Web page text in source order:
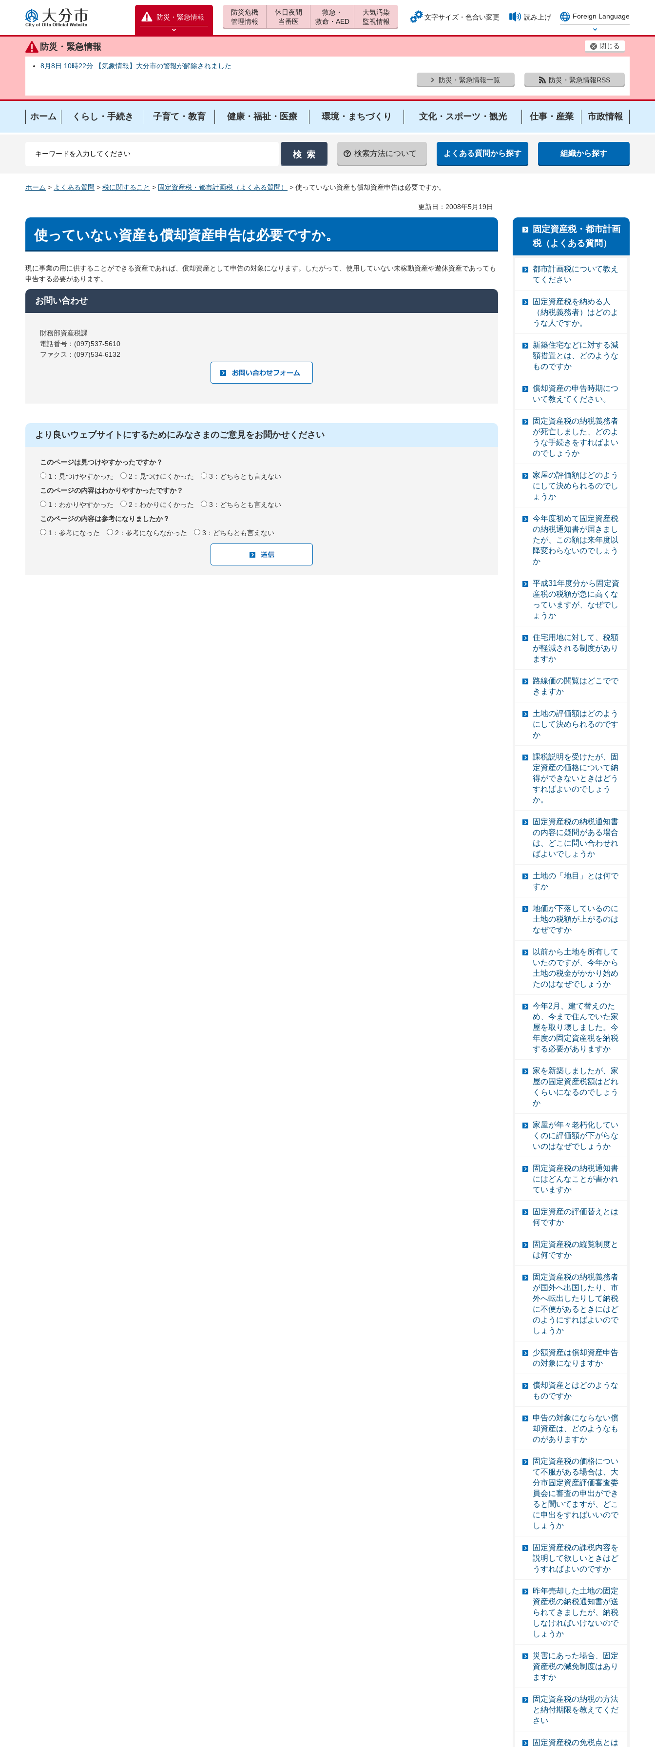
大分市
防災・緊急情報
防災緊急情報を開く
防災・緊急情報 閉じる
8月8日 10時22分 【気象情報】大分市の警報が解除されました
防災・緊急情報一覧
防災・緊急情報RSS
防災危機
管理情報
休日夜間
当番医
救急・
救命・AED
大気汚染
監視情報
文字サイズ・色合い変更 読み上げ
Foreign Language
Select Language
ホーム くらし・手続き 子育て・教育 健康・福祉・医療 環境・まちづくり 文化・スポーツ・観光 仕事・産業 市政情報
検索方法について よくある質問から探す 組織から探す
ホーム > よくある質問 > 税に関すること > 固定資産税・都市計画税（よくある質問） > 使っていない資産も償却資産申告は必要ですか。
更新日：2008年5月19日
使っていない資産も償却資産申告は必要ですか。
現に事業の用に供することができる資産であれば、償却資産として申告の対象になります。したがって、使用していない未稼動資産や遊休資産であっても
申告する必要があります。
お問い合わせ
財務部資産税課
電話番号：(097)537-5610
ファクス：(097)534-6132
より良いウェブサイトにするためにみなさまのご意見をお聞かせください
このページは見つけやすかったですか？
1：見つけやすかった
2：見つけにくかった
3：どちらとも言えない
このページの内容はわかりやすかったですか？
1：わかりやすかった
2：わかりにくかった
3：どちらとも言えない
このページの内容は参考になりましたか？
1：参考になった
2：参考にならなかった 3：どちらとも言えない
固定資産税・都市計画
税（よくある質問）
都市計画税について教え
てください
固定資産税を納める人
（納税義務者）はどのよ
うな人ですか。
新築住宅などに対する減
額措置とは、どのような
ものですか
償却資産の申告時期につ
いて教えてください。
固定資産税の納税義務者
が死亡しました、どのよ
うな手続きをすればよい
のでしょうか
家屋の評価額はどのよう
にして決められるのでし
ょうか
今年度初めて固定資産税
の納税通知書が届きまし
たが、この額は来年度以
降変わらないのでしょう
か
平成31年度分から固定資
産税の税額が急に高くな
っていますが、なぜでし
ょうか
住宅用地に対して、税額
が軽減される制度があり
ますか
路線価の閲覧はどこでで
きますか
土地の評価額はどのよう
にして決められるのです
か
課税説明を受けたが、固
定資産の価格について納
得ができないときはどう
すればよいのでしょう
か。
固定資産税の納税通知書
の内容に疑問がある場合
は、どこに問い合わせれ
ばよいでしょうか
土地の「地目」とは何で
すか
地価が下落しているのに
土地の税額が上がるのは
なぜですか
以前から土地を所有して
いたのですが、今年から
土地の税金がかかり始め
たのはなぜでしょうか
今年2月、建て替えのた
め、今まで住んでいた家
屋を取り壊しました。今
年度の固定資産税を納税
する必要がありますか
家を新築しましたが、家
屋の固定資産税額はどれ
くらいになるのでしょう
か
家屋が年々老朽化してい
くのに評価額が下がらな
いのはなぜでしょうか
固定資産税の納税通知書
にはどんなことが書かれ
ていますか
固定資産の評価替えとは
何ですか
固定資産税の縦覧制度と
は何ですか
固定資産税の納税義務者
が国外へ出国したり、市
外へ転出したりして納税
に不便があるときにはど
のようにすればよいので
しょうか
少額資産は償却資産申告
の対象になりますか
償却資産とはどのような
ものですか
申告の対象にならない償
却資産は、どのようなも
のがありますか
固定資産税の価格につい
て不服がある場合は、大
分市固定資産評価審査委
員会に審査の申出ができ
ると聞いてますが、どこ
に申出をすればいいので
しょうか
固定資産税の課税内容を
説明して欲しいときはど
うすればよいのですか
昨年売却した土地の固定
資産税の納税通知書が送
られてきましたが、納税
しなければいけないので
しょうか
災害にあった場合、固定
資産税の減免制度はあり
ますか
固定資産税の納税の方法
と納付期限を教えてくだ
さい
固定資産税の免税点とは